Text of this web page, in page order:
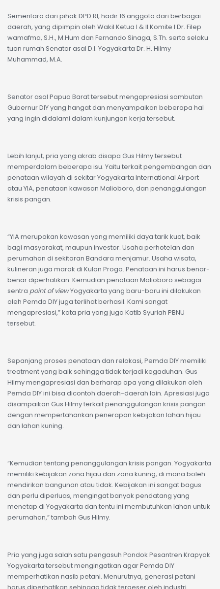
Sementara dari pihak DPD RI, hadir 16 anggota dari berbagai
daerah, yang dipimpin oleh Wakil Ketua I & II Komite I Dr. Filep
wamafma, S.H., M.Hum dan Fernando Sinaga, S.Th. serta selaku
tuan rumah Senator asal D.I. Yogyakarta Dr. H. Hilmy
Muhammad, M.A.
Senator asal Papua Barat tersebut mengapresiasi sambutan
Gubernur DIY yang hangat dan menyampaikan beberapa hal
yang ingin didalami dalam kunjungan kerja tersebut.
Lebih lanjut, pria yang akrab disapa Gus Hilmy tersebut
memperdalam beberapa isu. Yaitu terkait pengembangan dan
penataan wilayah di sekitar Yogyakarta International Airport
atau YIA, penataan kawasan Malioboro, dan penanggulangan
krisis pangan.
“YIA merupakan kawasan yang memiliki daya tarik kuat, baik
bagi masyarakat, maupun investor. Usaha perhotelan dan
perumahan di sekitaran Bandara menjamur. Usaha wisata,
kulineran juga marak di Kulon Progo. Penataan ini harus benar-
benar diperhatikan. Kemudian penataan Malioboro sebagai
sentra point of viewYogyakarta yang baru-baru ini dilakukan
oleh Pemda DIY juga terlihat berhasil. Kami sangat
mengapresiasi,” kata pria yang juga Katib Syuriah PBNU
tersebut.
Sepanjang proses penataan dan relokasi, Pemda DIY memiliki
treatment yang baik sehingga tidak terjadi kegaduhan. Gus
Hilmy mengapresiasi dan berharap apa yang dilakukan oleh
Pemda DIY ini bisa dicontoh daerah-daerah lain. Apresiasi juga
disampaikan Gus Hilmy terkait penanggulangan krisis pangan
dengan mempertahankan penerapan kebijakan lahan hijau
dan lahan kuning.
“Kemudian tentang penanggulangan krisis pangan. Yogyakarta
memiliki kebijakan zona hijau dan zona kuning, di mana boleh
mendirikan bangunan atau tidak. Kebijakan ini sangat bagus
dan perlu diperluas, mengingat banyak pendatang yang
menetap di Yogyakarta dan tentu ini membutuhkan lahan untuk
perumahan,” tambah Gus Hilmy.
Pria yang juga salah satu pengasuh Pondok Pesantren Krapyak
Yogyakarta tersebut mengingatkan agar Pemda DIY
memperhatikan nasib petani. Menurutnya, generasi petani